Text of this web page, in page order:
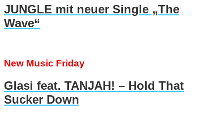
JUNGLE mit neuer Single „The
Wave“
New Music Friday
Glasi feat. TANJAH! – Hold That
Sucker Down